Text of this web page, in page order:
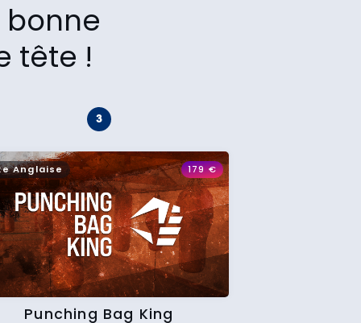
bonne
tête !
Anglaise 179€
Punching Bag King